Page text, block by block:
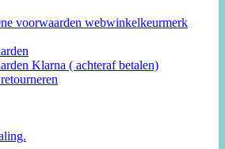
voorwaarden webwinkelkeurmerk
Klarna ( achteraf betalen)